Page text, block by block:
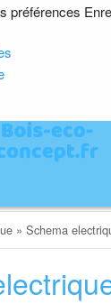
préférences
»Schema